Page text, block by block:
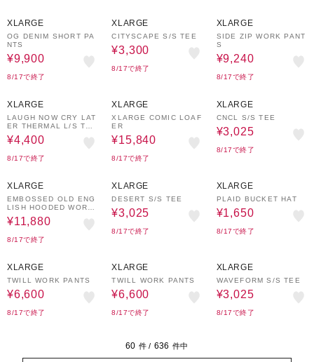
XLARGE
OG DENIM SHORT PA
NTS
¥9,900
8/17で終了
XLARGE
CITYSCAPE S/S TEE
¥3,300
8/17で終了
XLARGE
SIDE ZIP WORK PANT
S
¥9,240
8/17で終了
XLARGE
LAUGH NOW CRY LAT
ER THERMAL L/S TO
P
¥4,400
8/17で終了
XLARGE
XLARGE COMIC LOAF
ER
¥15,840
8/17で終了
XLARGE
CNCL S/S TEE
¥3,025
8/17で終了
XLARGE
EMBOSSED OLD ENG
LISH HOODED WORK
JACKET
¥11,880
8/17で終了
XLARGE
DESERT S/S TEE
¥3,025
8/17で終了
XLARGE
PLAID BUCKET HAT
¥1,650
8/17で終了
XLARGE
TWILL WORK PANTS
¥6,600
8/17で終了
XLARGE
TWILL WORK PANTS
¥6,600
8/17で終了
XLARGE
WAVEFORM S/S TEE
¥3,025
8/17で終了
60 件 / 636 件中